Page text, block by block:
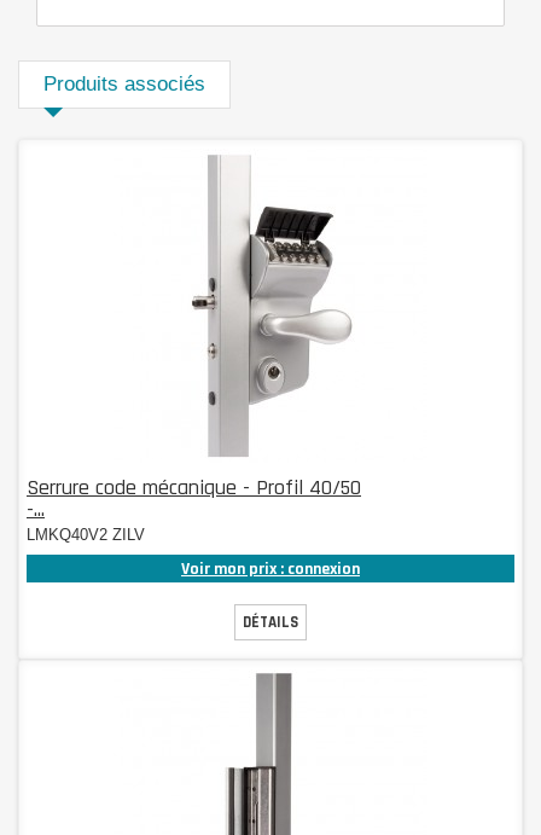
Produits associés
Serrure code mécanique - Profil 40/50
-...
LMKQ40V2 ZILV
Voir mon prix : connexion
DÉTAILS